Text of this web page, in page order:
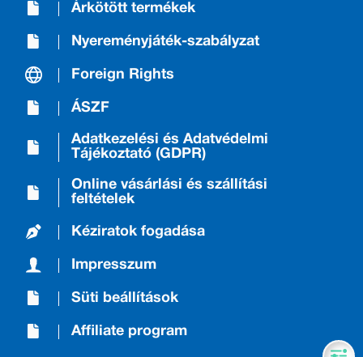
Árkötött termékek
Nyereményjáték-szabályzat
Foreign Rights
ÁSZF
Adatkezelési és Adatvédelmi
Tájékoztató (GDPR)
Online vásárlási és szállítási
feltételek
Kéziratok fogadása
Impresszum
Süti beállítások
Affiliate program